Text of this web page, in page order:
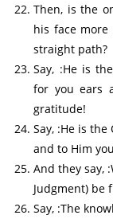
Then, is the
his face
straight path?
Say, :He is
for you ears
gratitude!
Say, :He is
and to Him
And they say,
Judgment) be
Say, :The